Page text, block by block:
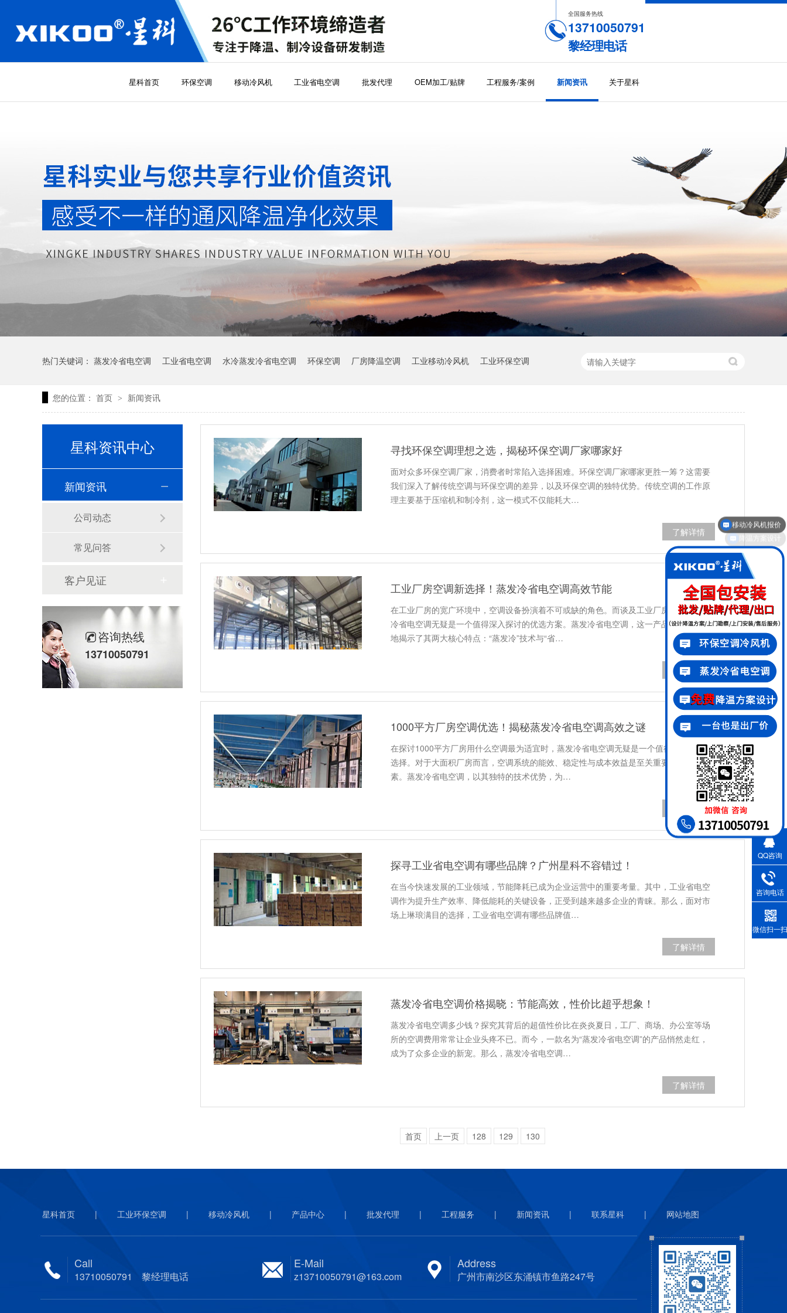
全国服务热线
13710050791
黎经理电话
星科首页 环保空调 移动冷风机 工业省电空调 批发代理 OEM加工/贴牌 工程服务/案例 新闻资讯 关于星科
热门关键词： 蒸发冷省电空调 工业省电空调 水冷蒸发冷省电空调 环保空调 厂房降温空调 工业移动冷风机 工业环保空调
您的位置： 首页 > 新闻资讯
寻找环保空调理想之选，揭秘环保空调厂家哪家好
面对众多环保空调厂家，消费者时常陷入选择困难。环保空调厂家哪家更胜一筹？这需要
我们深入了解传统空调与环保空调的差异，以及环保空调的独特优势。传统空调的工作原
理主要基于压缩机和制冷剂，这一模式不仅能耗大…
了解详情
工业厂房空调新选择！蒸发冷省电空调高效节能
在工业厂房的宽广环境中，空调设备扮演着不可或缺的角色。而谈及工业厂房空调，蒸发
冷省电空调无疑是一个值得深入探讨的优选方案。蒸发冷省电空调，这一产品名称便直观
地揭示了其两大核心特点：“蒸发冷”技术与“省…
了解详情
1000平方厂房空调优选！揭秘蒸发冷省电空调高效之谜
在探讨1000平方厂房用什么空调最为适宜时，蒸发冷省电空调无疑是一个值得深入了解的
选择。对于大面积厂房而言，空调系统的能效、稳定性与成本效益是至关重要的考量因
素。蒸发冷省电空调，以其独特的技术优势，为…
了解详情
探寻工业省电空调有哪些品牌？广州星科不容错过！
在当今快速发展的工业领域，节能降耗已成为企业运营中的重要考量。其中，工业省电空
调作为提升生产效率、降低能耗的关键设备，正受到越来越多企业的青睐。那么，面对市
场上琳琅满目的选择，工业省电空调有哪些品牌值…
了解详情
蒸发冷省电空调价格揭晓：节能高效，性价比超乎想象！
蒸发冷省电空调多少钱？探究其背后的超值性价比在炎炎夏日，工厂、商场、办公室等场
所的空调费用常常让企业头疼不已。而今，一款名为“蒸发冷省电空调”的产品悄然走红，
成为了众多企业的新宠。那么，蒸发冷省电空调…
了解详情
首页 上一页 128 129 130
星科资讯中心
新闻资讯
公司动态
常见问答
客户见证
咨询热线
13710050791
星科首页 | 工业环保空调 | 移动冷风机 | 产品中心 | 批发代理 | 工程服务 | 新闻资讯 | 联系星科 | 网站地图
Call
13710050791 黎经理电话
E-Mail
z13710050791@163.com
Address
广州市南沙区东涌镇市鱼路247号
QQ咨询
咨询电话
微信扫一扫
降温方案设计